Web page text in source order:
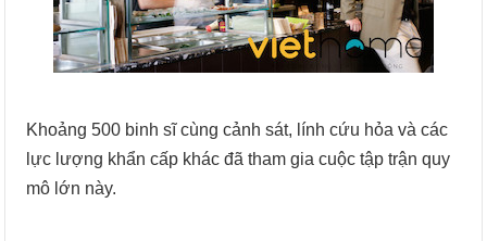
Khoảng 500 binh sĩ cùng cảnh sát, lính cứu hỏa và các
lực lượng khẩn cấp khác đã tham gia cuộc tập trận quy
mô lớn này.